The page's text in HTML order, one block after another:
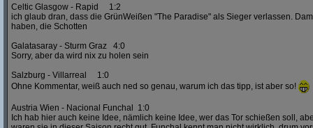
Celtic Glasgow - Rapid 1:2
ich glaub dran, dass die GrünWeißen "The Paradise" als Sieger verlassen.
haben, die Schotten
Galatasaray - Sturm Graz 4:0
Sorry, aber da wird nix zu holen sein
Salzburg - Villarreal 1:0
Ohne Kommentar, weiß auch ned so genau, warum ich das tipp, ist aber so!
Austria Wien - Nacional Funchal 1:0
Ich hab hier auch keine Idee, nämlich keine Idee, wer das Tor schießen soll,